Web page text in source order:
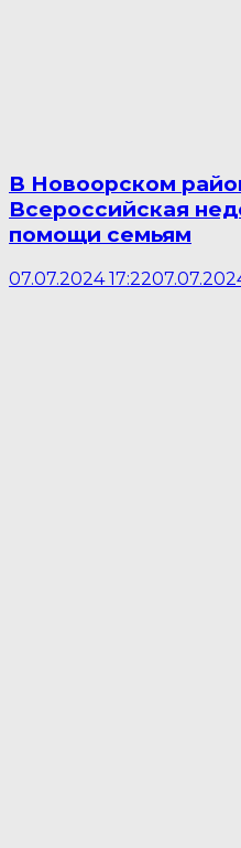
В Новоорском
Всероссийская
помощи семьям
07.07.2024 17:22